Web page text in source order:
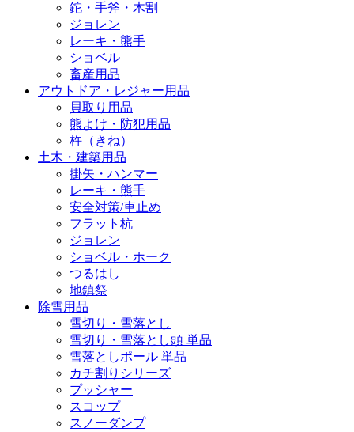
鉈・手斧・木割
ジョレン
レーキ・熊手
ショベル
畜産用品
アウトドア・レジャー用品
貝取り用品
熊よけ・防犯用品
杵（きね）
土木・建築用品
掛矢・ハンマー
レーキ・熊手
安全対策/車止め
フラット杭
ジョレン
ショベル・ホーク
つるはし
地鎮祭
除雪用品
雪切り・雪落とし
雪切り・雪落とし頭 単品
雪落としポール 単品
カチ割りシリーズ
プッシャー
スコップ
スノーダンプ